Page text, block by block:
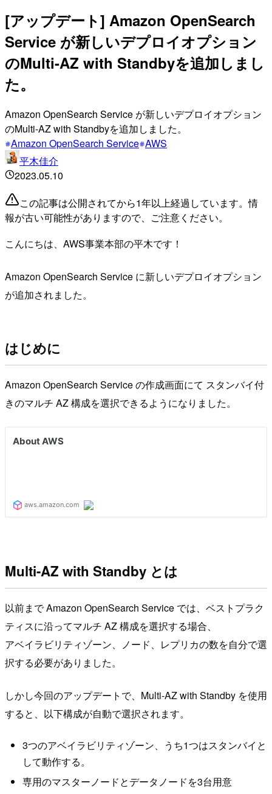
[アップデート] Amazon OpenSearch
Service が新しいデプロイオプション
のMulti-AZ with Standbyを追加しまし
た。
Amazon OpenSearch Service が新しいデプロイオプション
のMulti-AZ with Standbyを追加しました。
Amazon OpenSearch Service AWS
平木佳介
2023.05.10
この記事は公開されてから1年以上経過しています。情
報が古い可能性がありますので、ご注意ください。
こんにちは、AWS事業本部の平木です！
Amazon OpenSearch Service に新しいデプロイオプション
が追加されました。
はじめに
Amazon OpenSearch Service の作成画面にて スタンバイ付
きのマルチ AZ 構成を選択できるようになりました。
Multi-AZ with Standby とは
以前まで Amazon OpenSearch Service では、ベストプラク
ティスに沿ってマルチ AZ 構成を選択する場合、
アベイラビリティゾーン、ノード、レプリカの数を自分で選
択する必要がありました。
しかし今回のアップデートで、Multi-AZ with Standby を使用
すると、以下構成が自動で選択されます。
3つのアベイラビリティゾーン、うち1つはスタンバイと
して動作する。
専用のマスターノードとデータノードを3台用意